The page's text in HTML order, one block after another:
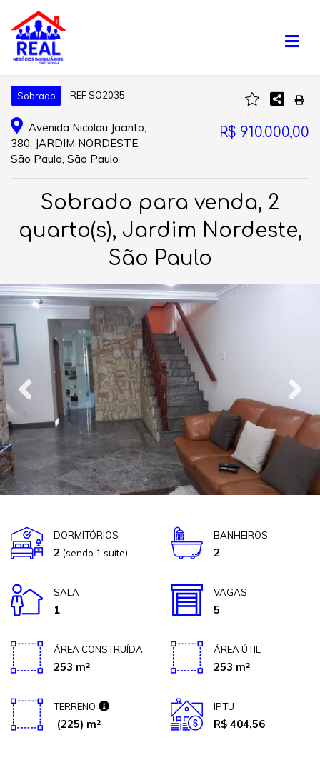
Sobrado REF SO2035
Avenida Nicolau Jacinto,
380, JARDIM NORDESTE,
São Paulo, São Paulo
R$ 910.000,00
Sobrado para venda, 2
quarto(s), Jardim Nordeste,
São Paulo
DORMITÓRIOS
2 (sendo 1 suíte)
BANHEIROS
2
SALA
1
VAGAS
5
ÁREA CONSTRUÍDA
253 m²
ÁREA ÚTIL
253 m²
TERRENO
(225) m²
IPTU
R$ 404,56